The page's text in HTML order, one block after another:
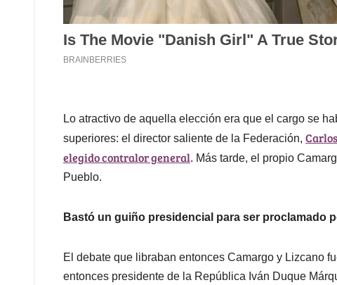
Lo atractivo de aquella elección era que el cargo se
superiores: el director saliente de la Federación,
elegido contralor general. Más tarde, el propio
Pueblo.
Bastó un guiño presidencial para ser proclamado
El debate que libraban entonces Camargo y Lizcano
entonces presidente de la República Iván Duque